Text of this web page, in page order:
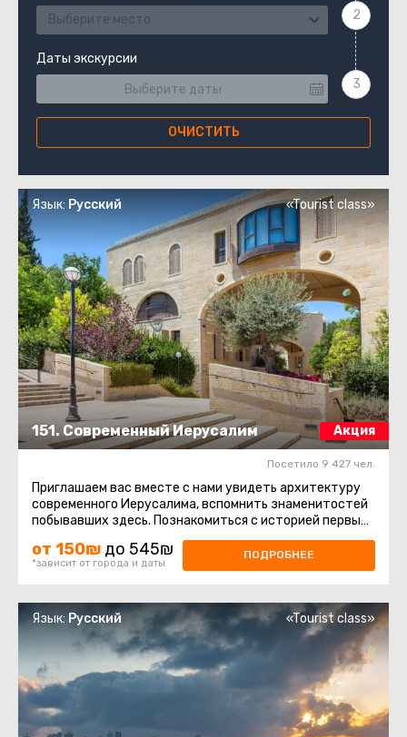
Выберите место
Даты экскурсии
ОЧИСТИТЬ
151. Современный Иерусалим Акция
Язык: Русский «Tourist class»
Посетило 9 427 чел.
Приглашаем вас вместе с нами увидеть архитектуру
современного Иерусалима, вспомнить знаменитостей
побывавших здесь. Познакомиться с историей первых
от 150₪ до 545₪
*зависит от города и даты
ПОДРОБНЕЕ
Язык: Русский «Tourist class»